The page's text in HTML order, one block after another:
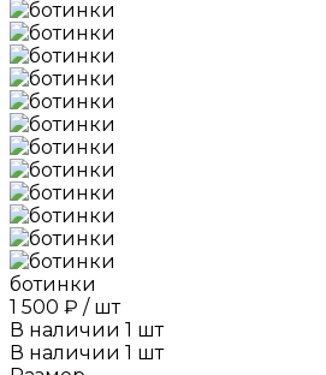
ботинки
1 500 ₽ / шт
В наличии 1 шт
В наличии 1 шт